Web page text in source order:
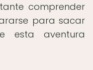
comprender
para sacar
esta aventura